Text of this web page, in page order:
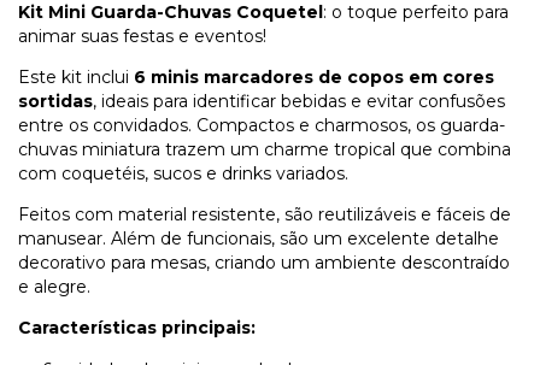
Kit Mini Guarda-Chuvas Coquetel : o toque perfeito para
animar suas festas e eventos!
Este kit inclui 6 minis marcadores de copos em cores
sortidas, ideais para identificar bebidas e evitar confusões
entre os convidados. Compactos e charmosos, os guarda-
chuvas miniatura trazem um charme tropical que combina
com coquetéis, sucos e drinks variados.
Feitos com material resistente, são reutilizáveis e fáceis de
manusear. Além de funcionais, são um excelente detalhe
decorativo para mesas, criando um ambiente descontraído
e alegre.
Características principais: